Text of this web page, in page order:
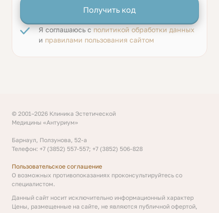
Получить код
Я соглашаюсь сполитикой обработки данных
и правилами пользования сайтом
© 2001–2026 Клиника Эстетической
Медицины «Антуриум»
Барнаул, Ползунова, 52-а
Телефон: +7 (3852) 557-557; +7 (3852) 506-828
Пользовательское соглашение
О возможных противопоказаниях проконсультируйтесь со
специалистом.
Данный сайт носит исключительно информационный характер
Цены, размещенные на сайте, не являются публичной офертой,